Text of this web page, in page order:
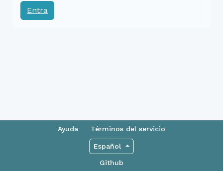
Entra
Ayuda Términos del servicio
Español
Github